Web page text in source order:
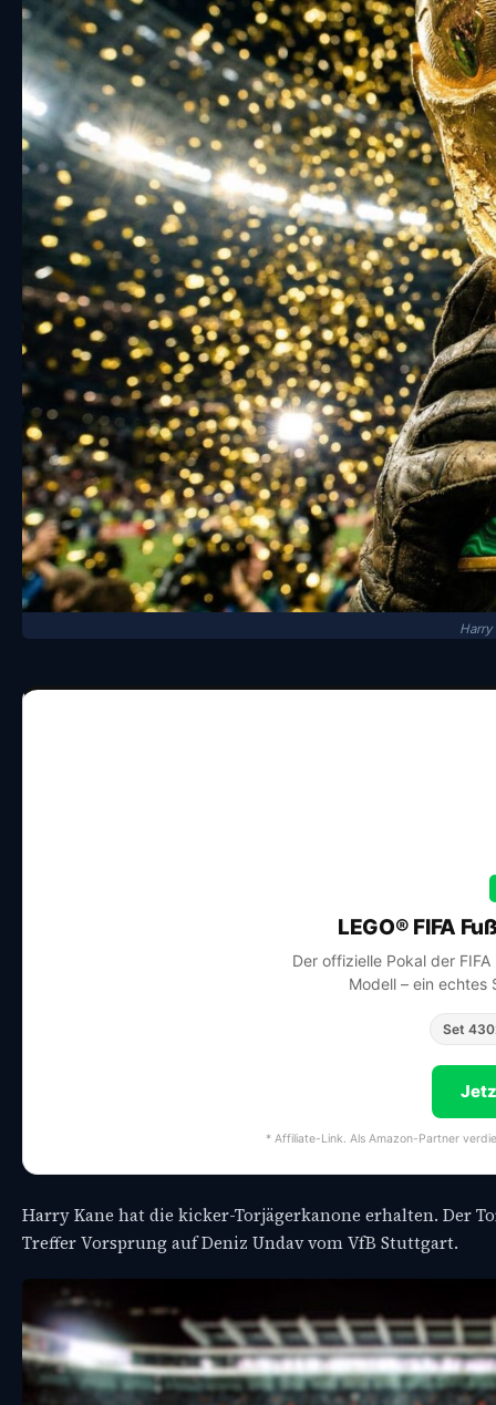
Harry
LEGO® FIFA
Der offizielle Pokal der
Modell – ein echtes
Set
* Affiliate-Link. Als Amazon-Partner
Harry Kane hat die kicker-Torjägerkanone erhalten. Der
Treffer Vorsprung auf Deniz Undav vom VfB Stuttgart.